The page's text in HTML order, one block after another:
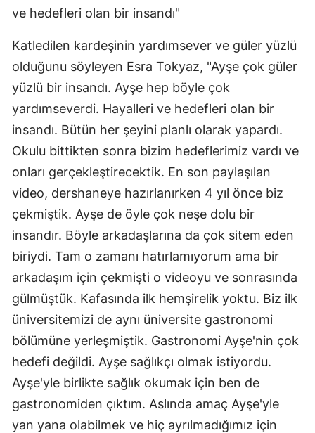
ve hedefleri olan bir insandı"
Katledilen kardeşinin yardımsever ve güler yüzlü
olduğunu söyleyen Esra Tokyaz, "Ayşe çok güler
yüzlü bir insandı. Ayşe hep böyle çok
yardımseverdi. Hayalleri ve hedefleri olan bir
insandı. Bütün her şeyini planlı olarak yapardı.
Okulu bittikten sonra bizim hedeflerimiz vardı ve
onları gerçekleştirecektik. En son paylaşılan
video, dershaneye hazırlanırken 4 yıl önce biz
çekmiştik. Ayşe de öyle çok neşe dolu bir
insandır. Böyle arkadaşlarına da çok sitem eden
biriydi. Tam o zamanı hatırlamıyorum ama bir
arkadaşım için çekmişti o videoyu ve sonrasında
gülmüştük. Kafasında ilk hemşirelik yoktu. Biz ilk
üniversitemizi de aynı üniversite gastronomi
bölümüne yerleşmiştik. Gastronomi Ayşe'nin çok
hedefi değildi. Ayşe sağlıkçı olmak istiyordu.
Ayşe'yle birlikte sağlık okumak için ben de
gastronomiden çıktım. Aslında amaç Ayşe'yle
yan yana olabilmek ve hiç ayrılmadığımız için